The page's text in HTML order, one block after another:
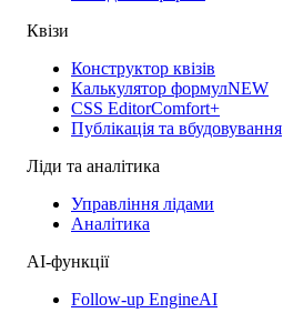
Квізи
Конструктор квізів
Калькулятор формулNEW
CSS EditorComfort+
Публікація та вбудовування
Ліди та аналітика
Управління лідами
Аналітика
AI-функції
Follow-up EngineAI